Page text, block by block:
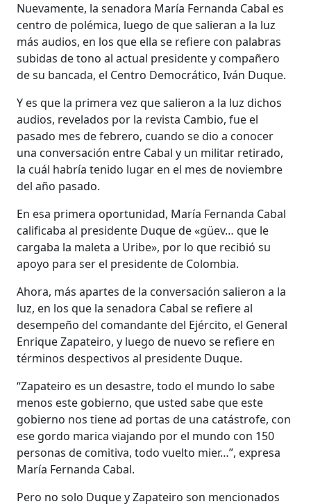
Nuevamente, la senadora María Fernanda Cabal es
centro de polémica, luego de que salieran a la luz
más audios, en los que ella se refiere con palabras
subidas de tono al actual presidente y compañero
de su bancada, el Centro Democrático, Iván Duque.
Y es que la primera vez que salieron a la luz dichos
audios, revelados por la revista Cambio, fue el
pasado mes de febrero, cuando se dio a conocer
una conversación entre Cabal y un militar retirado,
la cuál habría tenido lugar en el mes de noviembre
del año pasado.
En esa primera oportunidad, María Fernanda Cabal
calificaba al presidente Duque de «güev… que le
cargaba la maleta a Uribe», por lo que recibió su
apoyo para ser el presidente de Colombia.
Ahora, más apartes de la conversación salieron a la
luz, en los que la senadora Cabal se refiere al
desempeño del comandante del Ejército, el General
Enrique Zapateiro, y luego de nuevo se refiere en
términos despectivos al presidente Duque.
“Zapateiro es un desastre, todo el mundo lo sabe
menos este gobierno, que usted sabe que este
gobierno nos tiene ad portas de una catástrofe, con
ese gordo marica viajando por el mundo con 150
personas de comitiva, todo vuelto mier…”, expresa
María Fernanda Cabal.
Pero no solo Duque y Zapateiro son mencionados